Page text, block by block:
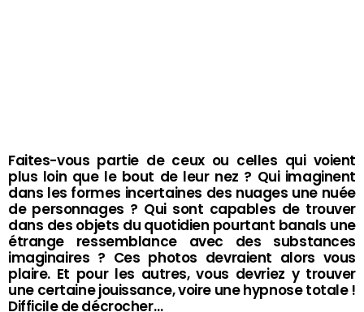
Faites-vous partie de ceux ou celles qui voient
plus loin que le bout de leur nez ? Qui imaginent
dans les formes incertaines des nuages une nuée
de personnages ? Qui sont capables de trouver
dans des objets du quotidien pourtant banals une
étrange ressemblance avec des substances
imaginaires ? Ces photos devraient alors vous
plaire. Et pour les autres, vous devriez y trouver
une certaine jouissance, voire une hypnose totale !
Difficile de décrocher…